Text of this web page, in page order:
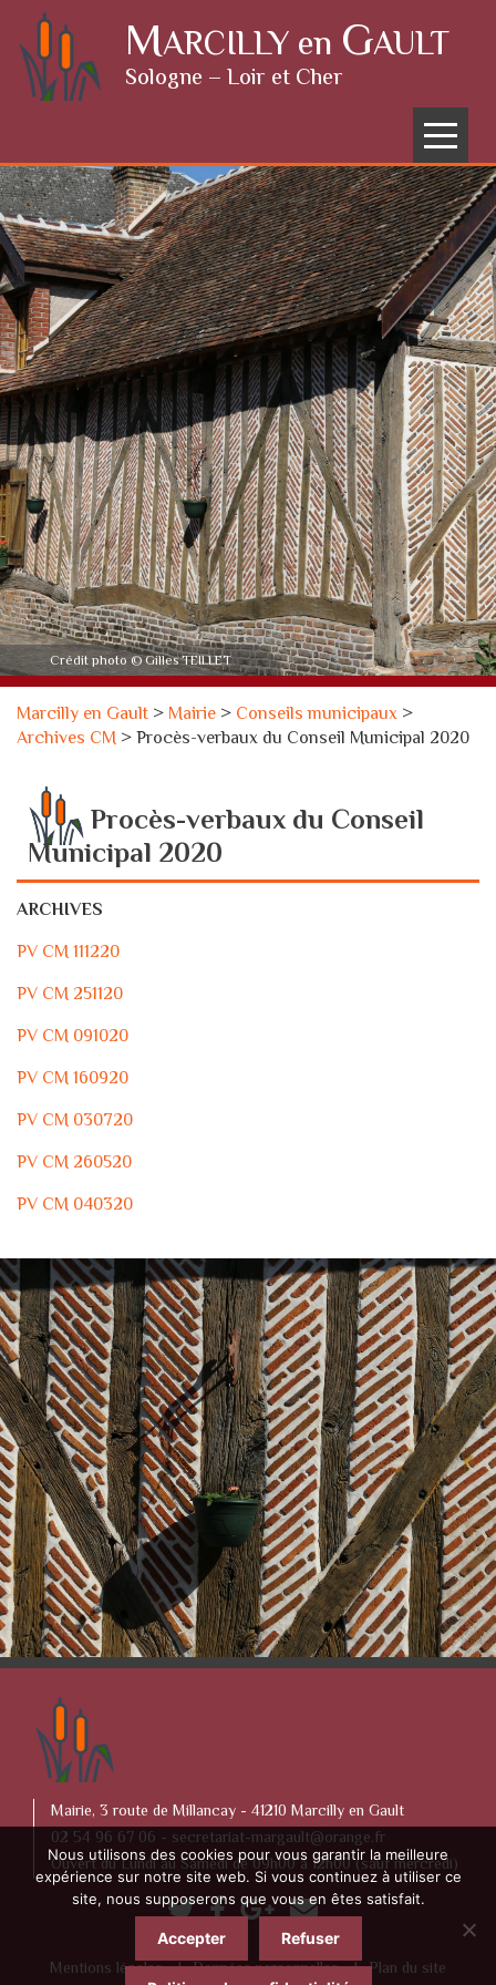
Skip to content MARCILLY en GAULT
Sologne – Loir et Cher
Menu
Crédit photo © Gilles TEILLET
Marcilly en Gault > Mairie > Conseils municipaux >
Archives CM >Procès-verbaux du Conseil Municipal 2020
Procès-verbaux du Conseil
Municipal 2020
ARCHIVES
PV CM 111220
PV CM 251120
PV CM 091020
PV CM 160920
PV CM 030720
PV CM 260520
PV CM 040320
Mairie, 3 route de Millancay - 41210 Marcilly en Gault
02 54 96 67 06 - secretariat-margault@orange.fr
Ouvert du Lundi au Samedi de 09h00 à 12h00 (sauf mercredi)
Mentions légales Données personnelles
Plan du site
Nous utilisons des cookies pour vous garantir la meilleure
expérience sur notre site web. Si vous continuez à utiliser ce
site, nous supposerons que vous en êtes satisfait.
Accepter Refuser